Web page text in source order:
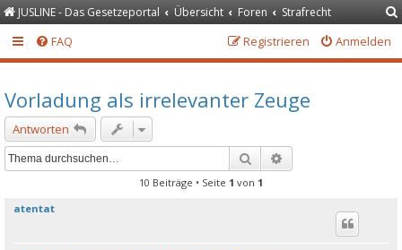
JUSLINE - Das Gesetzeportal Übersicht Foren Strafrecht
FAQ Anmelden
Registrieren
Vorladung als irrelevanter Zeuge
Antworten
Suche
10 Beiträge • Seite 1 von 1
atentat